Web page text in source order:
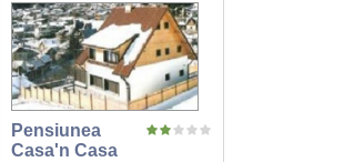
Pensiunea
Casa'n Casa